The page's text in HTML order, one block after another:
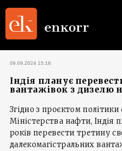
09.09.2024 15:18
Індія планує
вантажівок з дизелю
Згідно з проєктом
Міністерства нафти, Індія
років перевести третину
далекомагістральних